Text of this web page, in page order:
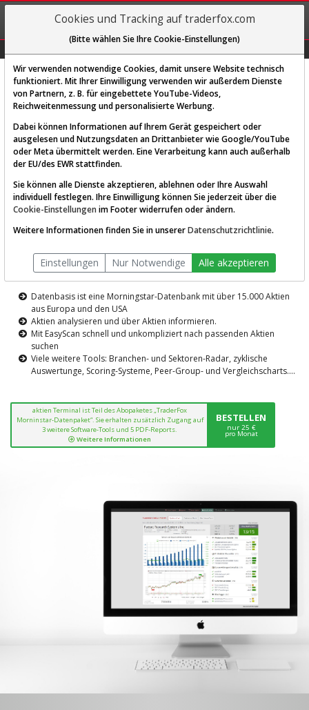
REGIS-
TRIEREN
Diese Funktion ist nur für
AKTIEN-TERMINAL
Die Aktienanalyse-Plattform von
TraderFox
Datenbasis ist eine Morningstar-Datenbank mit über 15.000 Aktien
aus Europa und den USA
Aktien analysieren und über Aktien informieren.
Mit EasyScan schnell und unkompliziert nach passenden Aktien
suchen
Viele weitere Tools: Branchen- und Sektoren-Radar, zyklische
Auswertunge, Scoring-Systeme, Peer-Group- und Vergleichscharts....
aktien Terminal ist Teil des Abopaketes „TraderFox
Morninstar-Datenpaket“. Sie erhalten zusätzlich Zugang auf
3 weitere Software-Tools und 5 PDF-Reports.
Weitere Informationen
BESTELLEN
nur 25 €
pro Monat
Cookies und Tracking auf traderfox.com
(Bitte wählen Sie Ihre Cookie-Einstellungen)
Wir verwenden notwendige Cookies, damit unsere Website technisch
funktioniert. Mit Ihrer Einwilligung verwenden wir außerdem Dienste
von Partnern, z. B. für eingebettete YouTube-Videos,
Reichweitenmessung und personalisierte Werbung.
Dabei können Informationen auf Ihrem Gerät gespeichert oder
ausgelesen und Nutzungsdaten an Drittanbieter wie Google/YouTube
oder Meta übermittelt werden. Eine Verarbeitung kann auch außerhalb
der EU/des EWR stattfinden.
Sie können alle Dienste akzeptieren, ablehnen oder Ihre Auswahl
individuell festlegen. Ihre Einwilligung können Sie jederzeit über die
Cookie-Einstellungen im Footer widerrufen oder ändern.
Weitere Informationen finden Sie in unsererDatenschutzrichtlinie.
Einstellungen Nur Notwendige Alle akzeptieren